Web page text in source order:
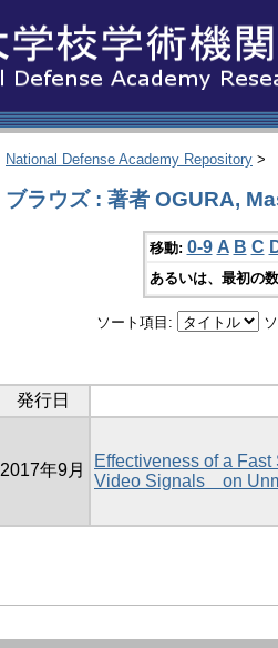
National Defense Academy Repository >
ブラウズ : 著者 OGURA,
移動: 0-9 A B C
あるいは、最初の
ソート項目:
発行日
2017年9月
Effectiveness of a
Video Signals on